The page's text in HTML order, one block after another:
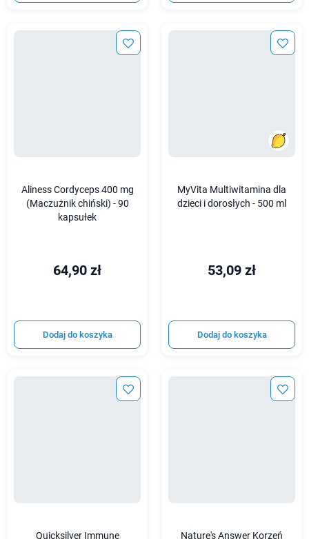
Aliness Cordyceps 400 mg
(Maczużnik chiński) - 90
kapsułek
64,90 zł
Dodaj do koszyka
MyVita Multiwitamina dla
dzieci i dorosłych - 500 ml
53,09 zł
Dodaj do koszyka
Quicksilver Immune
Nature's Answer Korzeń